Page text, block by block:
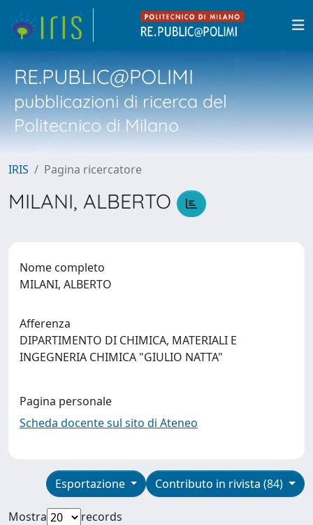
RE.PUBLIC@POLIMI
pubblicazioni di ricerca del
Politecnico di Milano
IRIS Pagina ricercatore
MILANI, ALBERTO
Nome completo
MILANI, ALBERTO
Afferenza
DIPARTIMENTO DI CHIMICA, MATERIALI E
INGEGNERIA CHIMICA "GIULIO NATTA"
Pagina personale
Scheda docente sul sito di Ateneo
Contributo in rivista (84)
Esportazione
Mostra
records